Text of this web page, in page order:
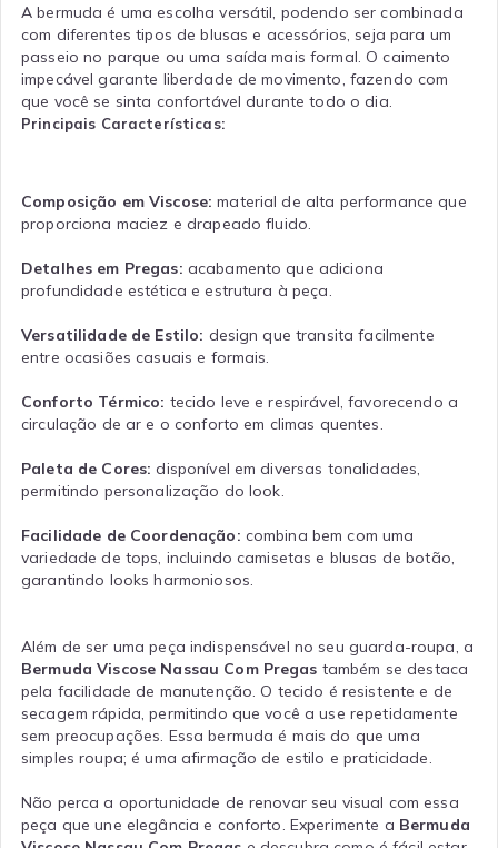
A bermuda é uma escolha versátil, podendo ser combinada
com diferentes tipos de blusas e acessórios, seja para um
passeio no parque ou uma saída mais formal. O caimento
impecável garante liberdade de movimento, fazendo com
que você se sinta confortável durante todo o dia.
Principais Características:
Composição em Viscose: material de alta performance que
proporciona maciez e drapeado fluido.
Detalhes em Pregas: acabamento que adiciona
profundidade estética e estrutura à peça.
Versatilidade de Estilo: design que transita facilmente
entre ocasiões casuais e formais.
Conforto Térmico: tecido leve e respirável, favorecendo a
circulação de ar e o conforto em climas quentes.
Paleta de Cores: disponível em diversas tonalidades,
permitindo personalização do look.
Facilidade de Coordenação: combina bem com uma
variedade de tops, incluindo camisetas e blusas de botão,
garantindo looks harmoniosos.
Além de ser uma peça indispensável no seu guarda-roupa, a
Bermuda Viscose Nassau Com Pregas também se destaca
pela facilidade de manutenção. O tecido é resistente e de
secagem rápida, permitindo que você a use repetidamente
sem preocupações. Essa bermuda é mais do que uma
simples roupa; é uma afirmação de estilo e praticidade.
Não perca a oportunidade de renovar seu visual com essa
peça que une elegância e conforto. Experimente a Bermuda